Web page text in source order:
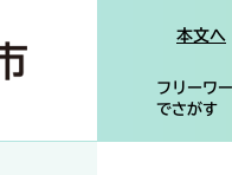
本文へ
フリーワ
でさがす